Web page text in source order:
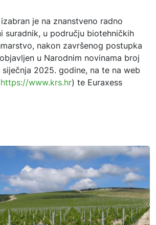
izabran je na znanstveno radno
suradnik, u području biotehničkih
nakon završenog postupka
u Narodnim novinama broj
siječnja 2025. godine, na te na web
https://www.krs.hr) te Euraxess